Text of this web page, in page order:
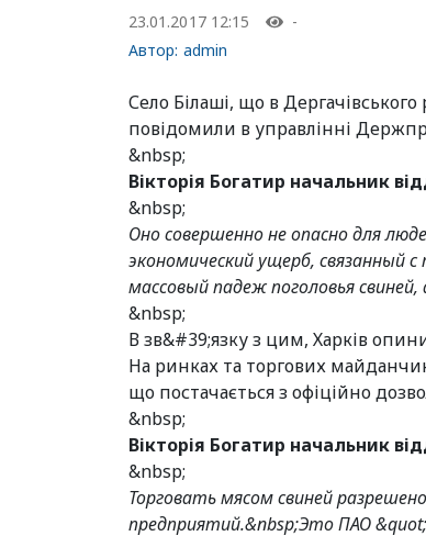
23.01.2017 12:15
-
Автор: admin
Село Білаші, що в
повідомили в управлінні
&nbsp;
Вікторія Богатир начальник
&nbsp;
Оно совершенно не опасно для
экономический ущерб,
массовый падеж поголовья
&nbsp;
В зв&#39;язку з цим, Харків
На ринках та торгових
що постачається з офіційно
&nbsp;
Вікторія Богатир начальник
&nbsp;
Торговать мясом свиней
предприятий.&nbsp;Это ПАО